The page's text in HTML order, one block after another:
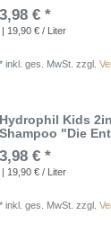
3,98 € *
| 19,90 € / Liter
*inkl. ges. MwSt. zzgl.
Hydrophil Kids
Shampoo "Die
3,98 € *
| 19,90 € / Liter
*inkl. ges. MwSt. zzgl.